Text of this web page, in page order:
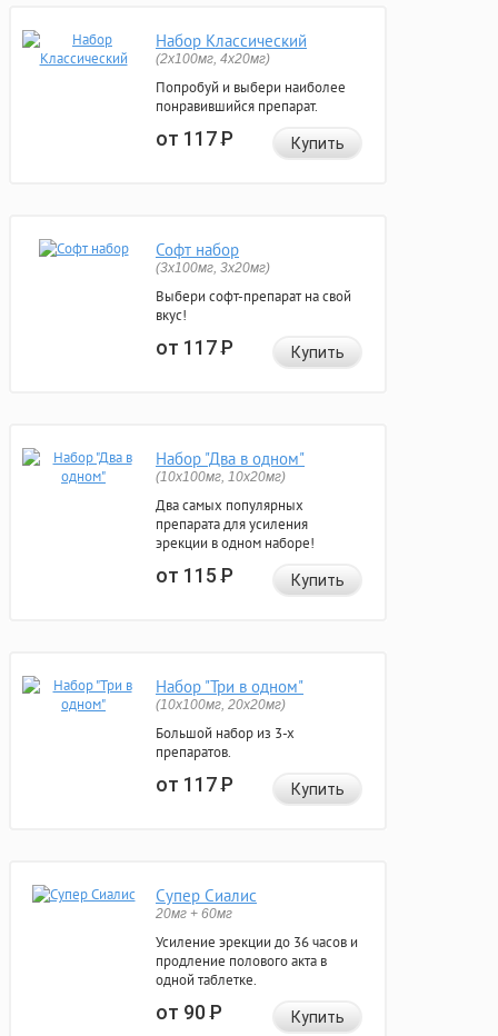
Набор Классический
(2x100мг, 4x20мг)
Попробуй и выбери наиболее
понравившийся препарат.
от 117Р Купить
Софт набор
(3x100мг, 3x20мг)
Выбери софт-препарат на свой
вкус!
от 117Р Купить
Набор "Два в одном"
(10x100мг, 10x20мг)
Два самых популярных
препарата для усиления
эрекции в одном наборе!
от 115Р Купить
Набор "Три в одном"
(10x100мг, 20x20мг)
Большой набор из 3-х
препаратов.
от 117Р Купить
Супер Сиалис
20мг + 60мг
Усиление эрекции до 36 часов и
продление полового акта в
одной таблетке.
от 90Р Купить